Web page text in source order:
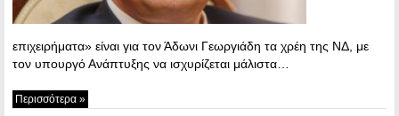
επιχειρήματα» είναι για τον Άδωνι Γεωργιάδη τα χρέη της ΝΔ, με
τον υπουργό Ανάπτυξης να ισχυρίζεται μάλιστα…
Περισσότερα »